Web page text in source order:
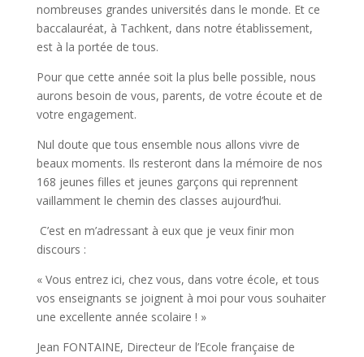
nombreuses grandes universités dans le monde. Et ce
baccalauréat, à Tachkent, dans notre établissement,
est à la portée de tous.
Pour que cette année soit la plus belle possible, nous
aurons besoin de vous, parents, de votre écoute et de
votre engagement.
Nul doute que tous ensemble nous allons vivre de
beaux moments. Ils resteront dans la mémoire de nos
168 jeunes filles et jeunes garçons qui reprennent
vaillamment le chemin des classes aujourd’hui.
C’est en m’adressant à eux que je veux finir mon
discours :
« Vous entrez ici, chez vous, dans votre école, et tous
vos enseignants se joignent à moi pour vous souhaiter
une excellente année scolaire ! »
Jean FONTAINE, Directeur de l’Ecole française de